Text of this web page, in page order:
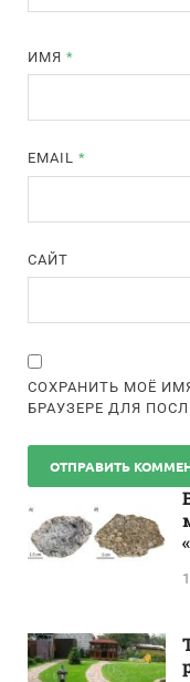
ИМЯ*
EMAIL*
САЙТ
СОХРАНИТЬ МОЁ
БРАУЗЕРЕ ДЛЯ